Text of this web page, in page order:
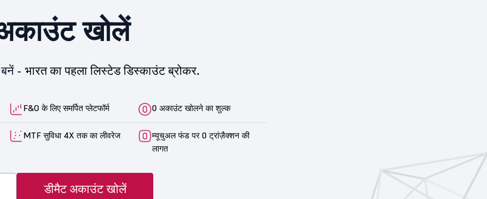
खोलें
बनें - भारत का पहला लिस्टेड डिस्काउंट ब्रोकर.
F&O के लिए समर्पित प्लेटफॉर्म 0 अकाउंट खोलने का शुल्क
MTF सुविधा 4X तक का लीवरेज
म्यूचुअल फंड पर 0 ट्रांज़ैक्शन की
लागत
डीमैट अकाउंट खोलें